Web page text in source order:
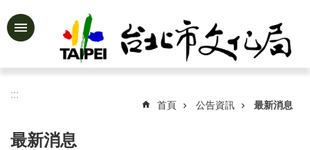
跳到主要內容區塊
進
:::
首頁 公告資訊 最新消息
最新消息